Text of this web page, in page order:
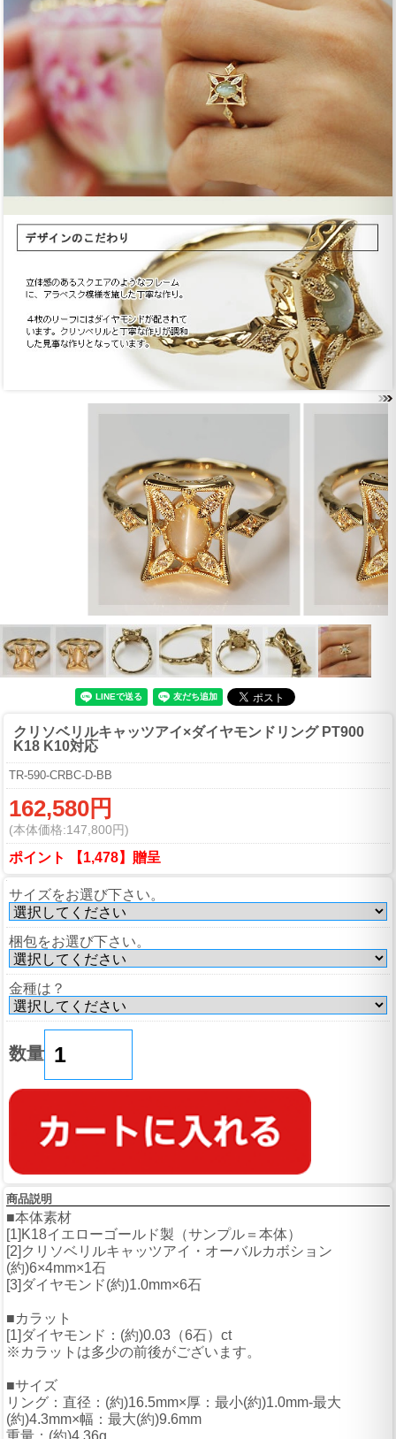
クリソベリルキャッツアイ×ダイヤモンドリング PT900
K18 K10対応
TR-590-CRBC-D-BB
162,580円
(本体価格:147,800円)
ポイント 【1,478】贈呈
サイズをお選び下さい。
梱包をお選び下さい。
金種は？
数量
商品説明
■本体素材
[1]K18イエローゴールド製（サンプル＝本体）
[2]クリソベリルキャッツアイ・オーバルカボション
(約)6×4mm×1石
[3]ダイヤモンド(約)1.0mm×6石
■カラット
[1]ダイヤモンド：(約)0.03（6石）ct
※カラットは多少の前後がございます。
■サイズ
リング：直径：(約)16.5mm×厚：最小(約)1.0mm-最大
(約)4.3mm×幅：最大(約)9.6mm